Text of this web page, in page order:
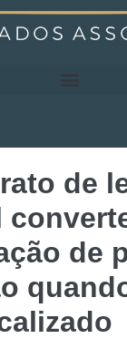
de
de